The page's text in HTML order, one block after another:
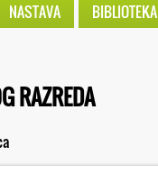
NASTAVA BIBLIOTEKA
RAZREDA